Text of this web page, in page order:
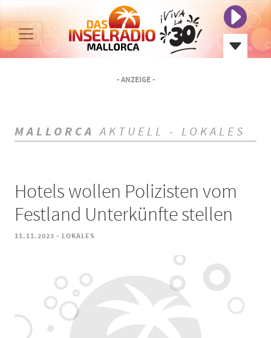
- ANZEIGE -
MALLORCA AKTUELL - LOKALES
Hotels wollen Polizisten vom
Festland Unterkünfte stellen
11.11.2023 - LOKALES